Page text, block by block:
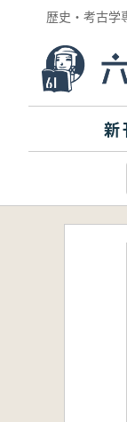
歴史・考古学
新